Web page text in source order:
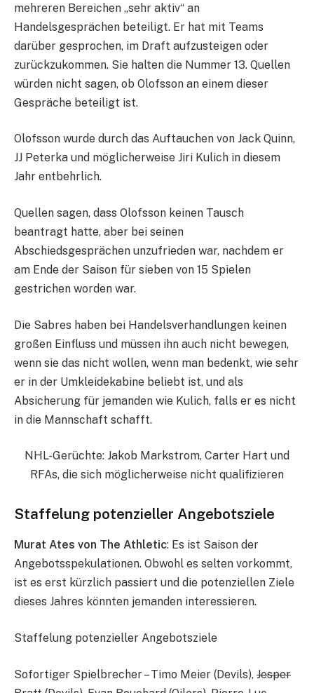
mehreren Bereichen „sehr aktiv“ an
Handelsgesprächen beteiligt. Er hat mit Teams
darüber gesprochen, im Draft aufzusteigen oder
zurückzukommen. Sie halten die Nummer 13. Quellen
würden nicht sagen, ob Olofsson an einem dieser
Gespräche beteiligt ist.
Olofsson wurde durch das Auftauchen von Jack Quinn,
JJ Peterka und möglicherweise Jiri Kulich in diesem
Jahr entbehrlich.
Quellen sagen, dass Olofsson keinen Tausch
beantragt hatte, aber bei seinen
Abschiedsgesprächen unzufrieden war, nachdem er
am Ende der Saison für sieben von 15 Spielen
gestrichen worden war.
Die Sabres haben bei Handelsverhandlungen keinen
großen Einfluss und müssen ihn auch nicht bewegen,
wenn sie das nicht wollen, wenn man bedenkt, wie sehr
er in der Umkleidekabine beliebt ist, und als
Absicherung für jemanden wie Kulich, falls er es nicht
in die Mannschaft schafft.
NHL-Gerüchte: Jakob Markstrom, Carter Hart und
RFAs, die sich möglicherweise nicht qualifizieren
Staffelung potenzieller Angebotsziele
Murat Ates von The Athletic: Es ist Saison der
Angebotsspekulationen. Obwohl es selten vorkommt,
ist es erst kürzlich passiert und die potenziellen Ziele
dieses Jahres könnten jemanden interessieren.
Staffelung potenzieller Angebotsziele
Sofortiger Spielbrecher – Timo Meier (Devils), Jesper